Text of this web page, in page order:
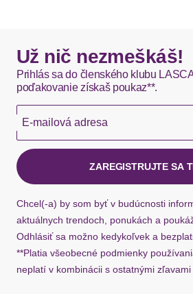
Okamžite dostupné položky sú
kuriérom DHL do 1-3 pracovných
Hermes - 0,00 EUR
Okamžite dostupné položky sú
kuriérom Hermes do 1-3
Už nič nezmeškáš!
Prihlás sa do členského klubu
poďakovanie získaš poukaz**.
E-mailová adresa
ZAREGISTRUJTE SA
Chcel(-a) by som byť v budúcnosti
aktuálnych trendoch, ponukách a
Odhlásiť sa možno kedykoľvek a
**Platia všeobecné podmienky
neplatí v kombinácii s ostatnými